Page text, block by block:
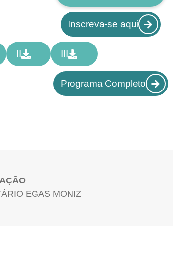
Inscreva-se aqui
II III
Programa Completo
EGAS MONIZ